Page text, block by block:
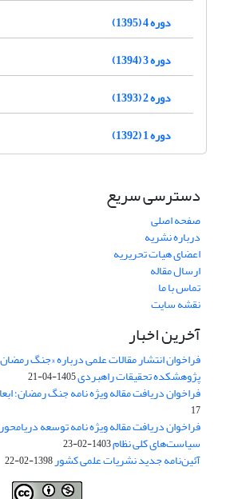
دوره 4 (1395)
دوره 3 (1394)
دوره 2 (1393)
دوره 1 (1392)
دسترسی سریع
صفحه اصلی
درباره نشریه
اعضای هیات تحریریه
ارسال مقاله
تماس با ما
نقشه سایت
آخرین اخبار
فراخوان انتشار مقالات علمی درباره «جنگ
پژوهشکده تحقیقات راهبردی1405-04-21
فراخوان دریافت مقاله ویژه نامه جنگ رمضان؛
17
فراخوان دریافت مقاله ویژه نامه توسعه دریامحور
سیاست‌های کلی نظام1403-02-23
آئین‌نامه جدید نشریات علمی کشور1398-02-22